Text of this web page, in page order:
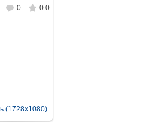
В реальном
0 0.0
(1728x1080)